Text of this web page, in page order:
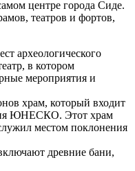
центре города Сиде.
театров и фортов,
археологического
в котором
мероприятия и
храм, который входит
ЮНЕСКО. Этот храм
местом поклонения
древние бани,